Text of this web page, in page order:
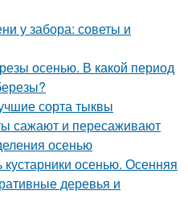
у забора: советы и
осенью. В какой период
сорта тыквы
сажают и пересаживают
осенью
кустарники осенью. Осенняя
деревья и